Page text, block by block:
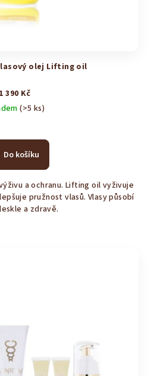
olej Lifting oil
1 390 Kč
(>5 ks)
hodnocení
produktu
z
5
hvězdiček.
Do košíku
a ochranu. Lifting oil vyživuje
pružnost vlasů. Vlasy působí
a zdravě.